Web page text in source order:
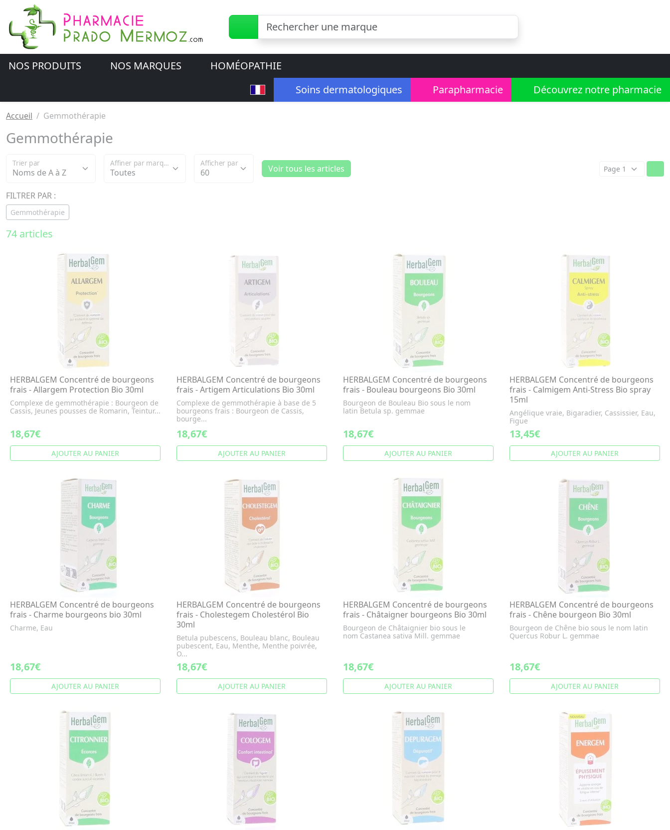
NOS PRODUITS NOS MARQUES
HOMÉOPATHIE
Soins dermatologiques
Parapharmacie Découvrez notre pharmacie
Accueil Gemmothérapie
Gemmothérapie
Trier par Affiner par marque Afficher par
Voir tous les articles
FILTRER PAR :
Gemmothérapie
74 articles
HERBALGEM Concentré de bourgeons
frais - Allargem Protection Bio 30ml
Complexe de gemmothérapie : Bourgeon de
Cassis, Jeunes pousses de Romarin, Teintur...
18,67€
AJOUTER AU PANIER
HERBALGEM Concentré de bourgeons
frais - Artigem Articulations Bio 30ml
Complexe de gemmothérapie à base de 5
bourgeons frais : Bourgeon de Cassis,
bourge...
18,67€
AJOUTER AU PANIER
HERBALGEM Concentré de bourgeons
frais - Bouleau bourgeons Bio 30ml
Bourgeon de Bouleau Bio sous le nom
latin Betula sp. gemmae
18,67€
AJOUTER AU PANIER
HERBALGEM Concentré de bourgeons
frais - Calmigem Anti-Stress Bio spray
15ml
Angélique vraie, Bigaradier, Cassissier, Eau,
Figue
13,45€
AJOUTER AU PANIER
HERBALGEM Concentré de bourgeons
frais - Charme bourgeons bio 30ml
Charme, Eau
18,67€
AJOUTER AU PANIER
HERBALGEM Concentré de bourgeons
frais - Cholestegem Cholestérol Bio
30ml
Betula pubescens, Bouleau blanc, Bouleau
pubescent, Eau, Menthe, Menthe poivrée,
O...
18,67€
AJOUTER AU PANIER
HERBALGEM Concentré de bourgeons
frais - Châtaigner bourgeons Bio 30ml
Bourgeon de Châtaignier bio sous le
nom Castanea sativa Mill. gemmae
18,67€
AJOUTER AU PANIER
HERBALGEM Concentré de bourgeons
frais - Chêne bourgeon Bio 30ml
Bourgeon de Chêne bio sous le nom latin
Quercus Robur L. gemmae
18,67€
AJOUTER AU PANIER